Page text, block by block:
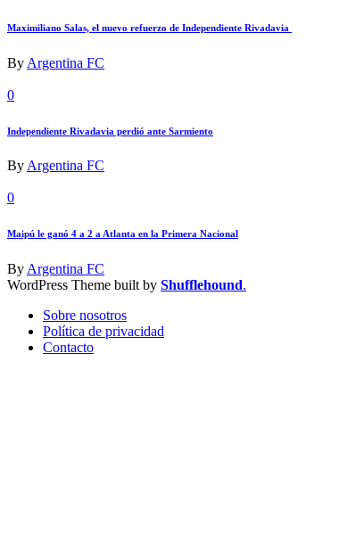
Maximiliano Salas, el nuevo refuerzo de Independiente Rivadavia
By Argentina FC
0
Independiente Rivadavia perdió ante Sarmiento
ByArgentina FC
0
Maipú le ganó 4 a 2 a Atlanta en la Primera Nacional
ByArgentina FC
WordPress Theme built by Shufflehound.
Sobre nosotros
Política de privacidad
Contacto